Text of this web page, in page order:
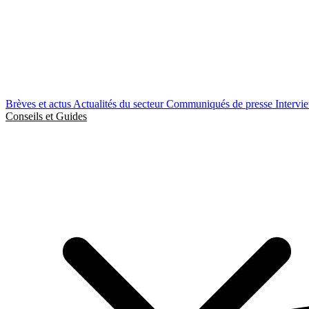
Brèves et actus Actualités du secteurCommuniqués de presse
Conseils et Guides